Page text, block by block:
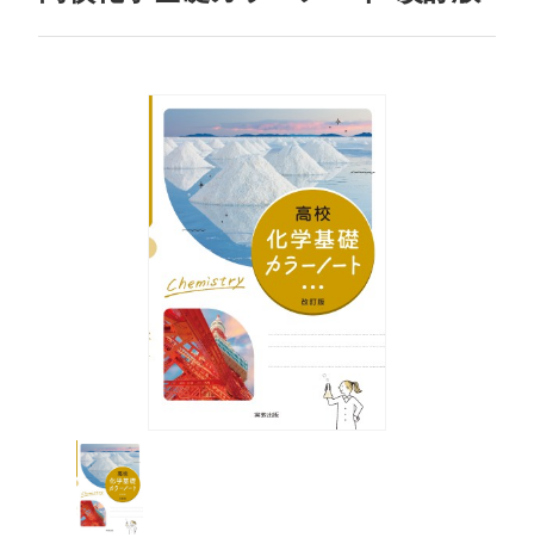
よくあるご質問・お問い合わせ
個人情報・特定個人情報の取り扱い
教科書採択の公正確保に関する基本方針